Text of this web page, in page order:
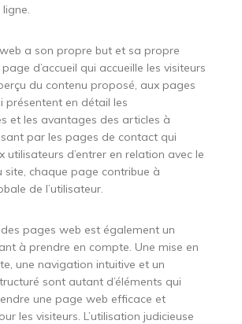
ligne.
a son propre but et sa propre
d’accueil qui accueille les visiteurs
du contenu proposé, aux pages
présentent en détail les
et les avantages des articles à
par les pages de contact qui
utilisateurs d’entrer en relation avec le
chaque page contribue à
de l’utilisateur.
pages web est également un
à prendre en compte. Une mise en
une navigation intuitive et un
sont autant d’éléments qui
une page web efficace et
les visiteurs. L’utilisation judicieuse